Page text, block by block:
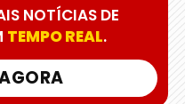
NOTÍCIAS DE
TEMPO REAL.